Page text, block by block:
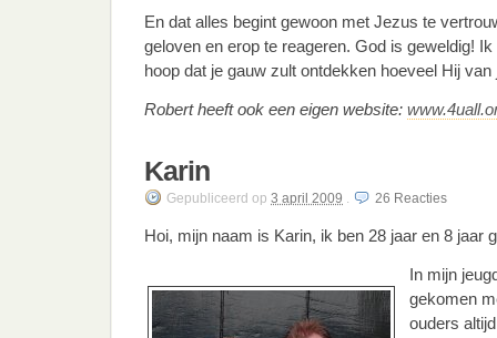
En dat alles begint gewoon met Jezus te
geloven en erop te reageren. God is geweldig!
hoop dat je gauw zult ontdekken hoeveel Hij van
Robert heeft ook een eigen website:
Karin
Gepubliceerd op 3 april 2009 . 26 Reacties
Hoi, mijn naam is Karin, ik ben 28 jaar en 8 jaar
In mijn
gekomen
ouders